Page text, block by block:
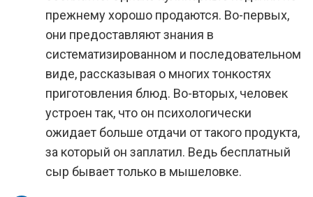
прежнему хорошо продаются. Во-первых,
они предоставляют знания в
систематизированном и последовательном
виде, рассказывая о многих тонкостях
приготовления блюд. Во-вторых, человек
устроен так, что он психологически
ожидает больше отдачи от такого продукта,
за который он заплатил. Ведь бесплатный
сыр бывает только в мышеловке.